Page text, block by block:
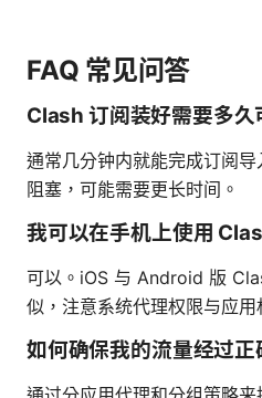
FAQ 常见问答
Clash 订阅装好需要多久
通常几分钟内就能完成订阅
阻塞，可能需要更长时间。
我可以在手机上使用
可以。iOS 与 Android 版
似，注意系统代理权限与应用
如何确保我的流量经过正